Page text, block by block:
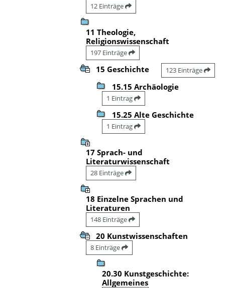
12 Einträge
11 Theologie,
Religionswissenschaft
197 Einträge
15 Geschichte 123 Einträge
15.15 Archäologie
1 Eintrag
15.25 Alte Geschichte
1 Eintrag
17 Sprach- und
Literaturwissenschaft
28 Einträge
18 Einzelne Sprachen und
Literaturen
148 Einträge
20 Kunstwissenschaften
8 Einträge
20.30 Kunstgeschichte:
Allgemeines